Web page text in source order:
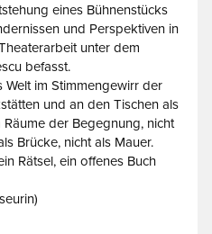
eines Bühnenstücks
und Perspektiven in
unter dem
befasst.
im Stimmengewirr der
und an den Tischen als
der Begegnung, nicht
Brücke, nicht als Mauer.
Rätsel, ein offenes Buch